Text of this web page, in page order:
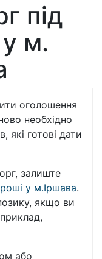
під
м.
оголошення
необхідно
які готові дати
залиште
у м.Іршава.
якщо ви
або